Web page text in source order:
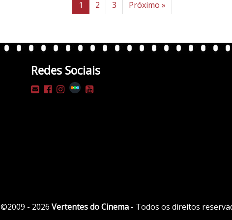
1 2 3 Próximo »
Redes Sociais
©2009 - 2026 Vertentes do Cinema - Todos os direitos